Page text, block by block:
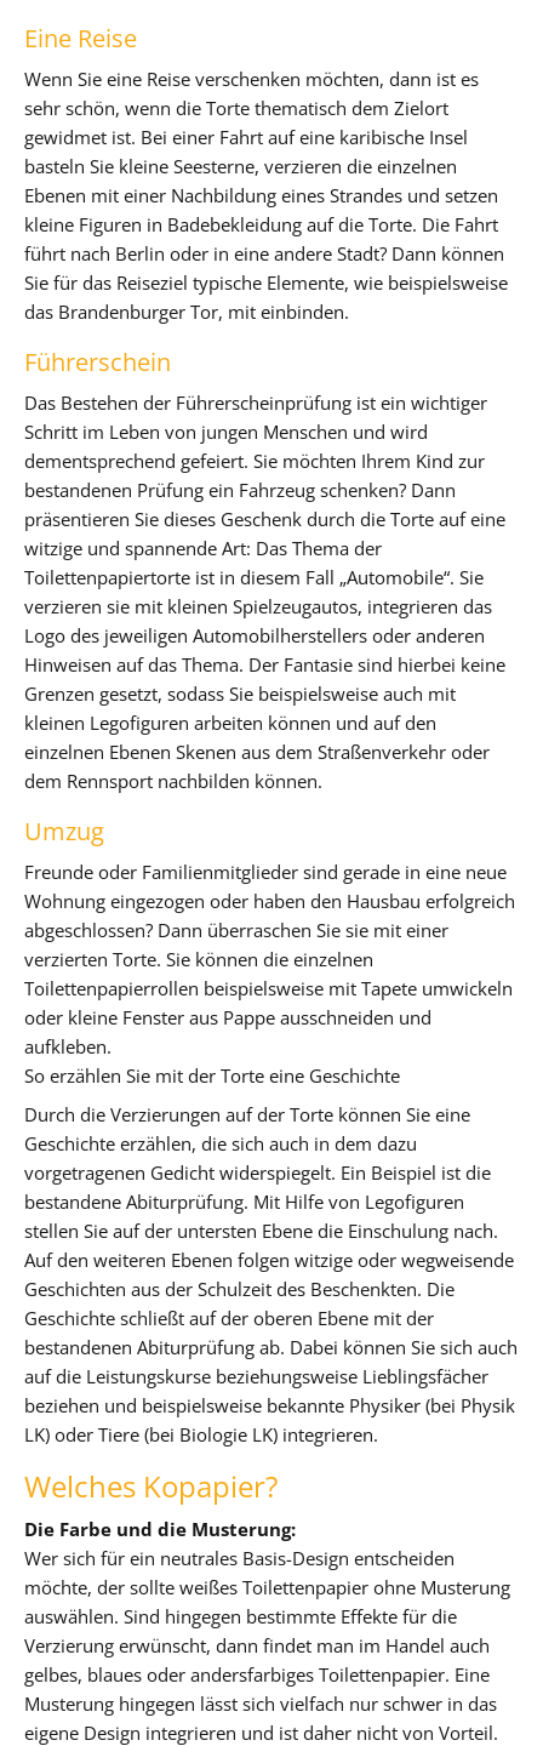
Eine Reise
Wenn Sie eine Reise verschenken möchten, dann ist es
sehr schön, wenn die Torte thematisch dem Zielort
gewidmet ist. Bei einer Fahrt auf eine karibische Insel
basteln Sie kleine Seesterne, verzieren die einzelnen
Ebenen mit einer Nachbildung eines Strandes und setzen
kleine Figuren in Badebekleidung auf die Torte. Die Fahrt
führt nach Berlin oder in eine andere Stadt? Dann können
Sie für das Reiseziel typische Elemente, wie beispielsweise
das Brandenburger Tor, mit einbinden.
Führerschein
Das Bestehen der Führerscheinprüfung ist ein wichtiger
Schritt im Leben von jungen Menschen und wird
dementsprechend gefeiert. Sie möchten Ihrem Kind zur
bestandenen Prüfung ein Fahrzeug schenken? Dann
präsentieren Sie dieses Geschenk durch die Torte auf eine
witzige und spannende Art: Das Thema der
Toilettenpapiertorte ist in diesem Fall „Automobile“. Sie
verzieren sie mit kleinen Spielzeugautos, integrieren das
Logo des jeweiligen Automobilherstellers oder anderen
Hinweisen auf das Thema. Der Fantasie sind hierbei keine
Grenzen gesetzt, sodass Sie beispielsweise auch mit
kleinen Legofiguren arbeiten können und auf den
einzelnen Ebenen Skenen aus dem Straßenverkehr oder
dem Rennsport nachbilden können.
Umzug
Freunde oder Familienmitglieder sind gerade in eine neue
Wohnung eingezogen oder haben den Hausbau erfolgreich
abgeschlossen? Dann überraschen Sie sie mit einer
verzierten Torte. Sie können die einzelnen
Toilettenpapierrollen beispielsweise mit Tapete umwickeln
oder kleine Fenster aus Pappe ausschneiden und
aufkleben.
So erzählen Sie mit der Torte eine Geschichte
Durch die Verzierungen auf der Torte können Sie eine
Geschichte erzählen, die sich auch in dem dazu
vorgetragenen Gedicht widerspiegelt. Ein Beispiel ist die
bestandene Abiturprüfung. Mit Hilfe von Legofiguren
stellen Sie auf der untersten Ebene die Einschulung nach.
Auf den weiteren Ebenen folgen witzige oder wegweisende
Geschichten aus der Schulzeit des Beschenkten. Die
Geschichte schließt auf der oberen Ebene mit der
bestandenen Abiturprüfung ab. Dabei können Sie sich auch
auf die Leistungskurse beziehungsweise Lieblingsfächer
beziehen und beispielsweise bekannte Physiker (bei Physik
LK) oder Tiere (bei Biologie LK) integrieren.
Welches Kopapier?
Die Farbe und die Musterung:
Wer sich für ein neutrales Basis-Design entscheiden
möchte, der sollte weißes Toilettenpapier ohne Musterung
auswählen. Sind hingegen bestimmte Effekte für die
Verzierung erwünscht, dann findet man im Handel auch
gelbes, blaues oder andersfarbiges Toilettenpapier. Eine
Musterung hingegen lässt sich vielfach nur schwer in das
eigene Design integrieren und ist daher nicht von Vorteil.